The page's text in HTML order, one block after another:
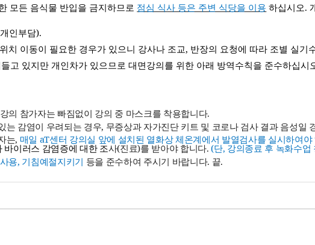
모든 음식물 반입을 금지하므로 점심 식사 등은 주변 식당을 이용 하십시오.
인부담).
치 이동이 필요한 경우가 있으니 강사나 조교, 반장의 요청에 따라 조별 실기
고 있지만 개인차가 있으므로 대면강의를 위한 아래 방역수칙을 준수하십시
의 참가자는 빠짐없이 강의 중 마스크를 착용합니다.
는 감염이 우려되는 경우, 무증상과 자가진단 키트 및 코로나 검사 결과 음성일
는, 매일 aT센터 강의실 앞에 설치된 열화상 체온계에서 발열검사를 실시하여야
바이러스 감염증에 대한 조사(진료)를 받아야 합니다. (단, 강의종료 후 녹화수업
용, 기침예절지키기 등을 준수하여 주시기 바랍니다. 끝.